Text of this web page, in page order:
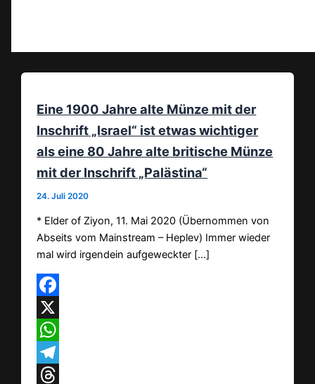
Eine 1900 Jahre alte Münze mit der
Inschrift „Israel“ ist etwas wichtiger
als eine 80 Jahre alte britische Münze
mit der Inschrift „Palästina“
24. Juli 2020
* Elder of Ziyon, 11. Mai 2020 (Übernommen von
Abseits vom Mainstream – Heplev) Immer wieder
mal wird irgendein aufgeweckter […]
Facebook
X
WhatsApp
Telegram